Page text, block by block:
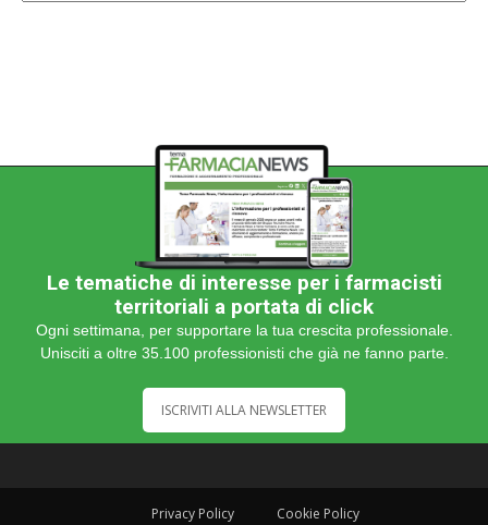
Le tematiche di interesse per i farmacisti
territoriali a portata di click
Ogni settimana, per supportare la tua crescita professionale.
Unisciti a oltre 35.100 professionisti che già ne fanno parte.
ISCRIVITI ALLA NEWSLETTER
Privacy Policy Cookie Policy